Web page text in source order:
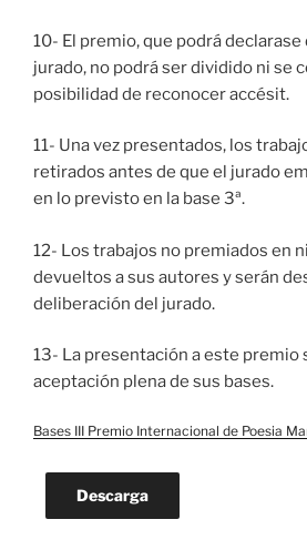
10- El premio, que podrá
jurado, no podrá ser dividido ni se
posibilidad de reconocer accésit.
11- Una vez presentados, los
retirados antes de que el jurado
en lo previsto en la base 3ª.
12- Los trabajos no premiados en
devueltos a sus autores y serán
deliberación del jurado.
13- La presentación a este premio
aceptación plena de sus bases.
Bases III Premio Internacional de Poesia
Descarga